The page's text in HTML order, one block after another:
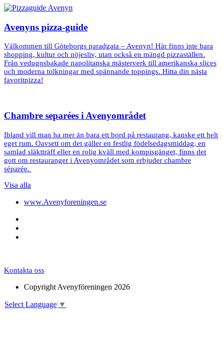
Avenyns pizza-guide
Välkommen till Göteborgs paradgata – Avenyn! Här finns inte bara
shopping, kultur och nöjesliv, utan också en mängd pizzaställen.
Från vedugnsbakade napolitanska mästerverk till amerikanska slices
och moderna tolkningar med spännande toppings. Hitta din nästa
favoritpizza!
Chambre separées i Avenyområdet
Ibland vill man ha mer än bara ett bord på restaurang, kanske ett helt
eget rum. Oavsett om det gäller en festlig födelsedagsmiddag, en
samlad släktträff eller en rolig kväll med kompisgänget, finns det
gott om restauranger i Avenyområdet som erbjuder chambre
séparée.
Visa alla
www.Avenyforeningen.se
Kontakta oss
Copyright Avenyföreningen 2026
Select Language ▼